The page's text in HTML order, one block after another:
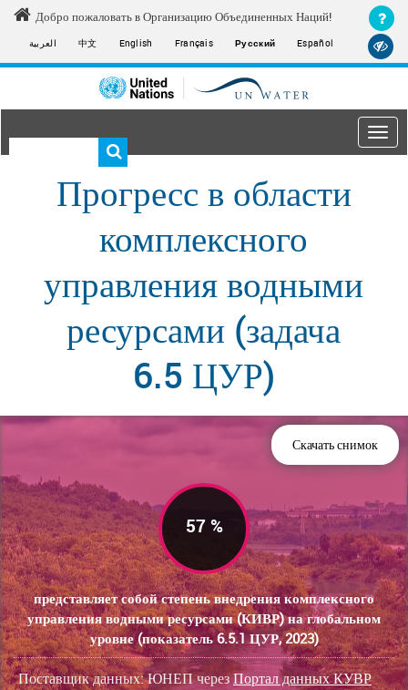
Skip
main
content
Добро пожаловать в Организацию Объединенных Наций!
العربية 中文 English Français Русский Español
navigation
Прогресс в области
комплексного
управления водными
ресурсами (задача
6.5 ЦУР)
Скачать снимок
57 %
представляет собой степень внедрения комплексного
управления водными ресурсами (КИВР) на глобальном
уровне (показатель 6.5.1 ЦУР, 2023)
Поставщик данных: ЮНЕП черезПортал данных КУВР